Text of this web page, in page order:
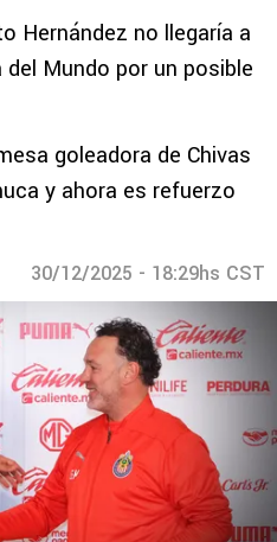
Hernández no llegaría a
del Mundo por un posible
goleadora de Chivas
y ahora es refuerzo
30/12/2025 - 18:29hs CST